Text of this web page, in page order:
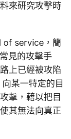
來研究攻擊時
of service，簡
見的攻擊手
上已經被攻陷
某一特定的目
擊，藉以把目
其無法向真正